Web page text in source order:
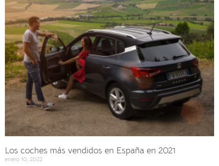
Los coches más vendidos en España en 2021
enero 10, 2022